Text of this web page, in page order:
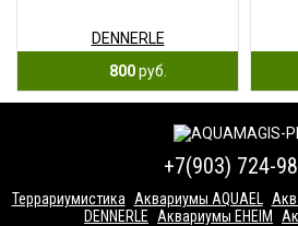
DENNERLE
800руб.
+7(903) 724-
Террариумистика Аквариумы AQUAEL
DENNERLE
Аквариумы EHEIM